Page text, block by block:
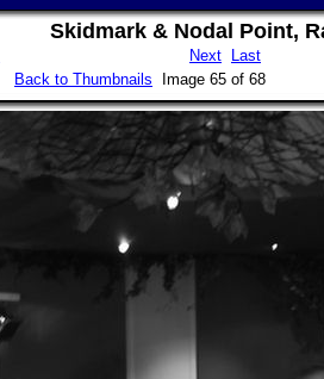
Skidmark & Nodal Point,
Next
Last
Back to Thumbnails Image 65 of 68